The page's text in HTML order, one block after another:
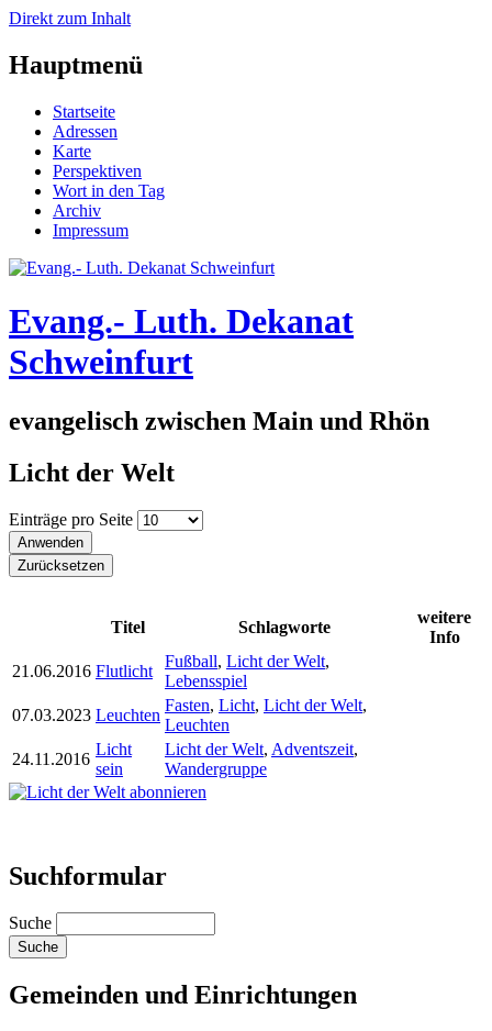
Direkt zum Inhalt
Hauptmenü
Startseite
Adressen
Karte
Perspektiven
Wort in den Tag
Archiv
Impressum
Evang.- Luth. Dekanat
Schweinfurt
evangelisch zwischen Main und Rhön
Licht der Welt
Einträge pro Seite
Titel Schlagworte
weitere
Info
21.06.2016 Flutlicht
Fußball, Licht der Welt,
Lebensspiel
07.03.2023 Leuchten
Fasten, Licht, Licht der Welt,
Leuchten
24.11.2016
Licht
sein
Licht der Welt, Adventszeit,
Wandergruppe
Suchformular
Suche
Gemeinden und Einrichtungen